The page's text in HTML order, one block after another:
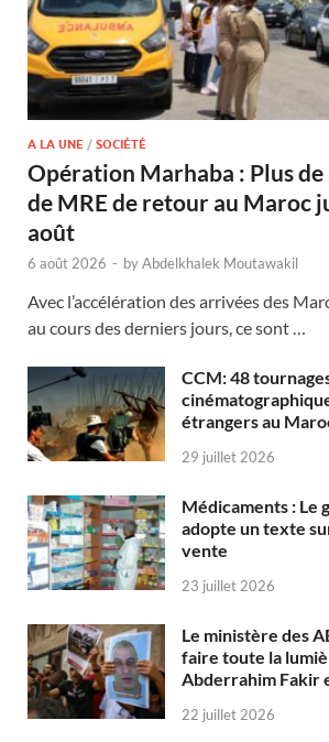
A LA UNE / SOCIÉTÉ
Opération Marhaba : Plus
de MRE de retour au Maroc
août
6 août 2026 - byAbdelkhalek Moutawakil
Avec l’accélération des arrivées des
au cours des derniers jours, ce sont …
CCM: 48
étrangers au
29 juillet 2026
Médicaments : Le
adopte un texte
vente
23 juillet 2026
Le ministère des
faire toute la
Abderrahim Fakir
22 juillet 2026